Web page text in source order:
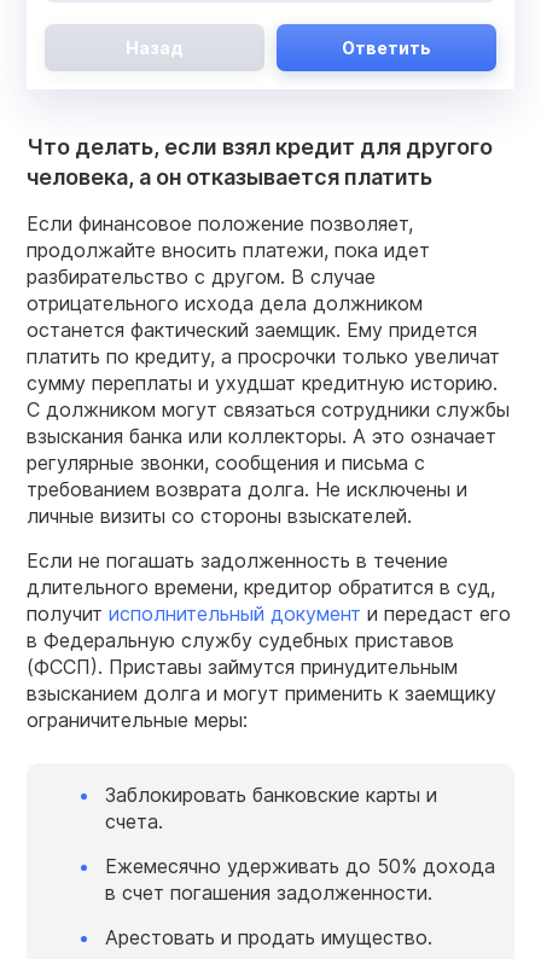
Назад Ответить
Что делать, если взял кредит для другого
человека, а он отказывается платить
Если финансовое положение позволяет,
продолжайте вносить платежи, пока идет
разбирательство с другом. В случае
отрицательного исхода дела должником
останется фактический заемщик. Ему придется
платить по кредиту, а просрочки только увеличат
сумму переплаты и ухудшат кредитную историю.
С должником могут связаться сотрудники службы
взыскания банка или коллекторы. А это означает
регулярные звонки, сообщения и письма с
требованием возврата долга. Не исключены и
личные визиты со стороны взыскателей.
Если не погашать задолженность в течение
длительного времени, кредитор обратится в суд,
получит исполнительный документ и передаст его
в Федеральную службу судебных приставов
(ФССП). Приставы займутся принудительным
взысканием долга и могут применить к заемщику
ограничительные меры:
Заблокировать банковские карты и
счета.
Ежемесячно удерживать до 50% дохода
в счет погашения задолженности.
Арестовать и продать имущество.